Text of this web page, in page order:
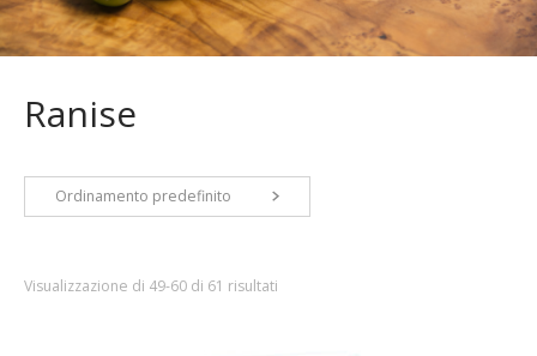
Ranise
Ordinamento predefinito
Visualizzazione di 49-60 di 61 risultati